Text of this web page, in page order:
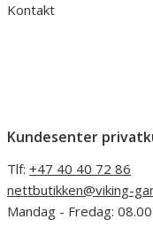
Kontakt
Kundesenter
Tlf: +47 40 40 72 86
nettbutikken@viking-
Mandag - Fredag: